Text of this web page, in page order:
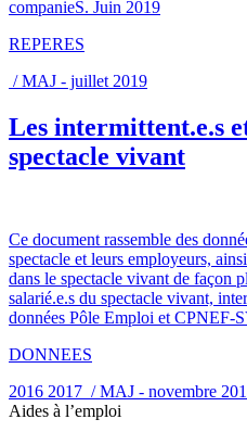
companieS. Juin 2019
REPERES
/ MAJ - juillet 2019
Les intermittent.e.s
spectacle vivant
Ce document rassemble des
spectacle et leurs employeurs,
dans le spectacle vivant de façon
salarié.e.s du spectacle vivant,
données Pôle Emploi et CPNEF-
DONNEES
2016 2017 / MAJ - novembre
Aides à l’emploi